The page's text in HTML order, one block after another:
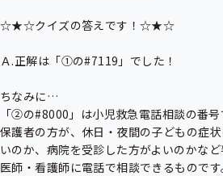
☆★☆クイズの答えです！☆★☆
Ａ.正解は「①の#7119」でした！
ちなみに…
「②の#8000」は小児救急電話相談の番号
保護者の方が、休日・夜間の子どもの症
いのか、病院を受診した方がよいのかな
医師・看護師に電話で相談できるものです